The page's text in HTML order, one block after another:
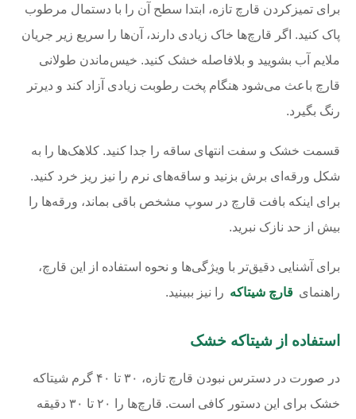
برای تمیزکردن قارچ تازه، ابتدا سطح آن را با دستمال مرطوب
پاک کنید. اگر قارچ‌ها خاک زیادی دارند، آن‌ها را سریع زیر جریان
ملایم آب بشویید و بلافاصله خشک کنید. خیس‌ماندن طولانی
قارچ باعث می‌شود هنگام پخت رطوبت زیادی آزاد کند و دیرتر
رنگ بگیرد.
قسمت خشک و سفت انتهای ساقه را جدا کنید. کلاهک‌ها را به
شکل ورقه‌ای برش بزنید و ساقه‌های نرم را نیز ریز خرد کنید.
برای اینکه بافت قارچ در سوپ مشخص باقی بماند، ورقه‌ها را
بیش از حد نازک نبرید.
برای آشنایی دقیق‌تر با ویژگی‌ها و نحوه استفاده از این قارچ،
راهنمای قارچ شیتاکه را نیز ببینید.
استفاده از شیتاکه خشک
در صورت در دسترس نبودن قارچ تازه، ۳۰ تا ۴۰ گرم شیتاکه
خشک برای این دستور کافی است. قارچ‌ها را ۲۰ تا ۳۰ دقیقه